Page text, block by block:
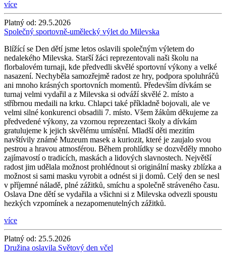
více
Platný od: 29.5.2026
Společný sportovně-umělecký výlet do Milevska
Blížící se Den dětí jsme letos oslavili společným výletem do
nedalekého Milevska. Starší žáci reprezentovali naši školu na
florbalovém turnaji, kde předvedli skvělé sportovní výkony a velké
nasazení. Nechyběla samozřejmě radost ze hry, podpora spoluhráčů
ani mnoho krásných sportovních momentů. Především dívkám se
turnaj velmi vydařil a z Milevska si odváží skvělé 2. místo a
stříbrnou medaili na krku. Chlapci také příkladně bojovali, ale ve
velmi silné konkurenci obsadili 7. místo. Všem žákům děkujeme za
předvedené výkony, za vzornou reprezentaci školy a dívkám
gratulujeme k jejich skvělému umístění. Mladší děti mezitím
navštívily známé Muzeum masek a kuriozit, které je zaujalo svou
pestrou a hravou atmosférou. Během prohlídky se dozvěděly mnoho
zajímavostí o tradicích, maskách a lidových slavnostech. Největší
radost jim udělala možnost prohlédnout si originální masky zblízka a
možnost si sami masku vyrobit a odnést si ji domů. Celý den se nesl
v příjemné náladě, plné zážitků, smíchu a společně stráveného času.
Oslava Dne dětí se vydařila a všichni si z Milevska odvezli spoustu
hezkých vzpomínek a nezapomenutelných zážitků.
více
Platný od: 25.5.2026
Družina oslavila Světový den včel